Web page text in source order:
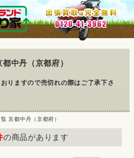
中丹（京都府）
りますので売切れの際はご了承下さ
京都中丹（京都府）
の商品があります